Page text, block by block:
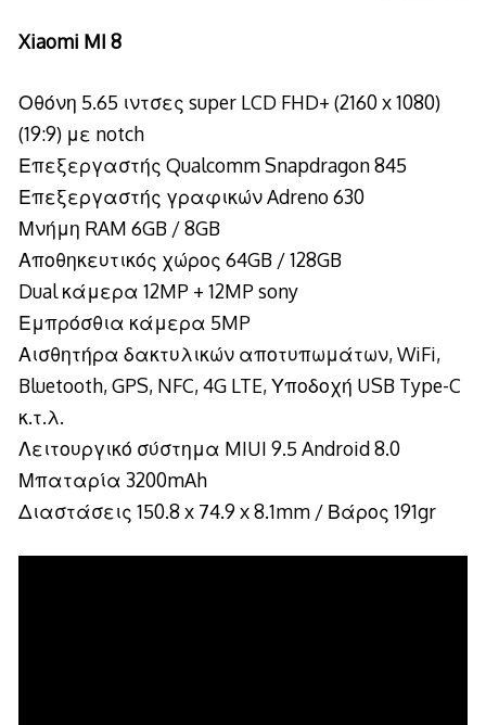
Xiaomi MI 8
Οθόνη 5.65 ιντσες super LCD FHD+ (2160 x 1080)
(19:9) με notch
Επεξεργαστής Qualcomm Snapdragon 845
Επεξεργαστής γραφικών Adreno 630
Μνήμη RAM 6GB / 8GB
Αποθηκευτικός χώρος 64GB / 128GB
Dual κάμερα 12MP + 12MP sony
Εμπρόσθια κάμερα 5MP
Αισθητήρα δακτυλικών αποτυπωμάτων, WiFi,
Bluetooth, GPS, NFC, 4G LTE, Υποδοχή USB Type-C
κ.τ.λ.
Λειτουργικό σύστημα MIUI 9.5 Android 8.0
Μπαταρία 3200mAh
Διαστάσεις 150.8 x 74.9 x 8.1mm / Βάρος 191gr